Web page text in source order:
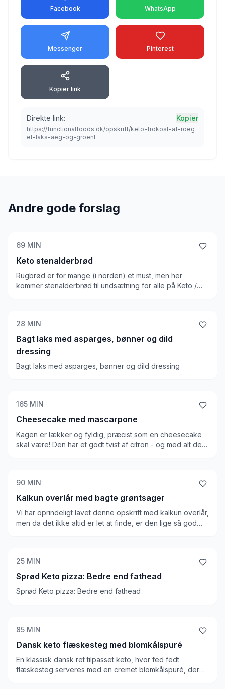
Facebook WhatsApp
Messenger Pinterest
Kopier link
Direkte link: Kopier
https://functionalfoods.dk/opskrift/keto-frokost-af-roeg
et-laks-aeg-og-groent
Andre gode forslag
69 MIN
Keto stenalderbrød
Rugbrød er for mange (i norden) et must, men her
kommer stenalderbrød til undsætning for alle på Keto /
høj, så du får alligevel mange kulhydrater, hvis du spiser
et kvart rugbrød til morgenmad.
28 MIN
Bagt laks med asparges, bønner og dild
dressing
Bagt laks med asparges, bønner og dild dressing
165 MIN
Cheesecake med mascarpone
Kagen er lækker og fyldig, præcist som en cheesecake
skal være! Den har et godt tvist af citron - og med alt det
90 MIN
Kalkun overlår med bagte grøntsager
Vi har oprindeligt lavet denne opskrift med kalkun overlår,
men da det ikke altid er let at finde, er den lige så god
sprøde og lækre. Til slut topper vi retten med sesamfrø.
25 MIN
Sprød Keto pizza: Bedre end fathead
Sprød Keto pizza: Bedre end fathead
85 MIN
Dansk keto flæskesteg med blomkålspuré
En klassisk dansk ret tilpasset keto, hvor fed fedt
flæskesteg serveres med en cremet blomkålspuré, der